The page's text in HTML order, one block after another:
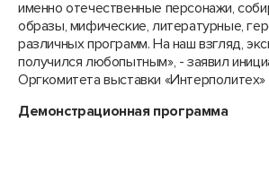
именно отечественные персонажи,
образы, мифические, литературные,
различных программ. На наш взгляд,
получился любопытным», - заявил
Оргкомитета выставки
Демонстрационная программа